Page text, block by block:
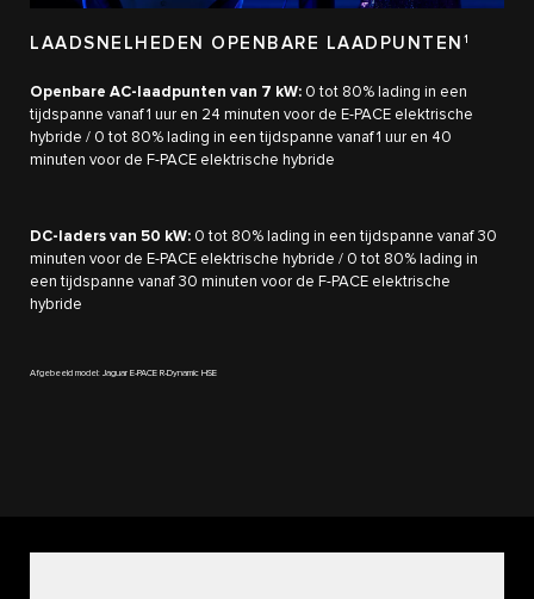
LAADSNELHEDEN OPENBARE LAADPUNTEN 1
Openbare AC-laadpunten van 7 kW: 0 tot 80% lading in een
tijdspanne vanaf 1 uur en 24 minuten voor de E-PACE elektrische
hybride / 0 tot 80% lading in een tijdspanne vanaf 1 uur en 40
minuten voor de F-PACE elektrische hybride
DC-laders van 50 kW: 0 tot 80% lading in een tijdspanne vanaf 30
minuten voor de E-PACE elektrische hybride / 0 tot 80% lading in
een tijdspanne vanaf 30 minuten voor de F-PACE elektrische
hybride
Afgebeeld model: Jaguar E-PACE R-Dynamic HSE